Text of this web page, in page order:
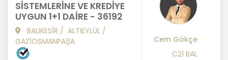
SİSTEMLERİNE VE KREDİYE
UYGUN 1+1 DAİRE - 36192
BALIKESİR / ALTIEYLÜL /
GAZİOSMANPAŞA
Cem Gökçe
C21 BAL